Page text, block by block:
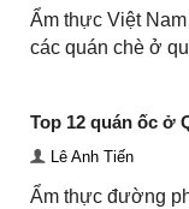
Ẩm thực Việt
các quán chè ở
Top 12 quán ốc ở
Lê Anh Tiến
Ẩm thực đường